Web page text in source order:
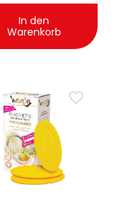
In den
Warenkorb